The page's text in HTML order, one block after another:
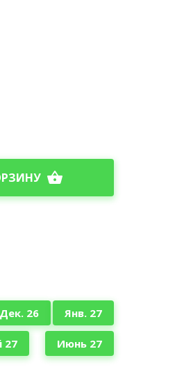
shopping_basket
Дек. 26 Янв. 27
27 Июнь 27